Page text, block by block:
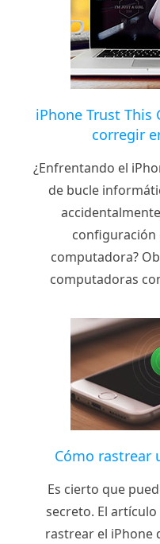
iPhone Trust
corregir
¿Enfrentando el
de bucle
configuración
computadora?
computadoras
Cómo rastrear
Es cierto que
secreto. El
rastrear el iPhone